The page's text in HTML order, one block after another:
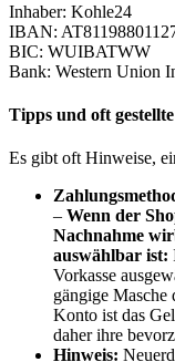
Inhaber: Kohle24
IBAN:
BIC: WUIBATWW
Bank: Western Union
Tipps und oft
Es gibt oft Hinweise,
– Wenn der
Nachnahme
auswählbar ist:
Vorkasse
gängige Masche
Konto ist das
daher ihre
Hinweis: